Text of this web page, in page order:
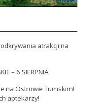
atrakcji na
– 6 SIERPNIA
na Ostrowie Tumskim!
aptekarzy!